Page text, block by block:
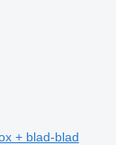
+ blad-blad